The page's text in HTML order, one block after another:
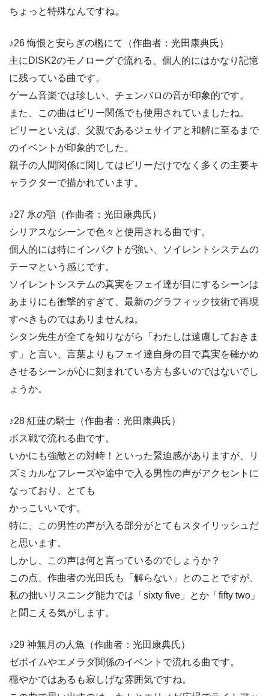
ちょっと特殊なんですね。
♪26 悔恨と安らぎの檻にて（作曲者：光田康典氏）
主にDISK2のモノローグで流れる、個人的にはかなり記憶
に残っている曲です。
ゲーム音楽では珍しい、チェンバロの音が印象的です。
また、この曲はビリー関係でも使用されていましたね。
ビリーといえば、父親であるジェサイアと和解に至るまで
のイベントが印象的でした。
親子の人間関係に関してはビリーだけでなく多くの主要キ
ャラクターで描かれています。
♪27 氷の顎（作曲者：光田康典氏）
シリアスなシーンで色々と使用される曲です。
個人的には特にインパクトが強い、ソイレントシステムの
テーマという感じです。
ソイレントシステムの真実をフェイ達が目にするシーンは
あまりにも衝撃的すぎて、最新のグラフィック技術で再現
すべきものではありませんね。
シタン先生が全てを知りながら「わたしは遠慮しておきま
す」と言い、言葉よりもフェイ達自身の目で真実を確かめ
させるシーンが心に刻まれている方も多いのではないでし
ょうか。
♪28 紅蓮の騎士（作曲者：光田康典氏）
ボス戦で流れる曲です。
いかにも強敵との対峙！といった緊迫感がありますが、リ
ズミカルなフレーズや途中で入る男性の声がアクセントに
なっており、とても
かっこいいです。
特に、この男性の声が入る部分がとてもスタイリッシュだ
と思います。
しかし、この声は何と言っているのでしょうか？
この点、作曲者の光田氏も「解らない」とのことですが、
私の拙いリスニング能力では「sixty five」とか「fifty two」
と聞こえる気がします。
♪29 神無月の人魚（作曲者：光田康典氏）
ゼボイムやエメラダ関係のイベントで流れる曲です。
穏やかではあるも寂しげな雰囲気ですね。